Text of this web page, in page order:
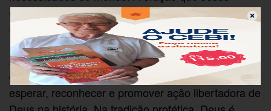
ensina supõe esta consciência da grandeza e da
urgência da missão.
A primeira frase da oração ensinada por Jesus fala
de santificar o nome de Deus, e isso significa
esperar, reconhecer e promover ação libertadora de